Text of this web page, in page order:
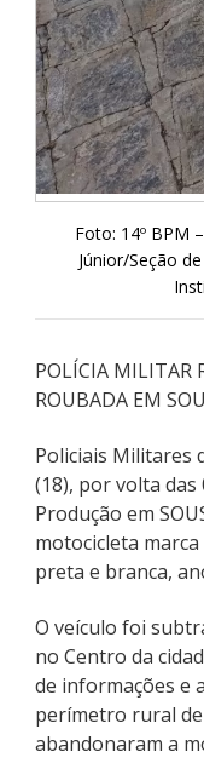
Foto: 14º BPM
Júnior/Seção
POLÍCIA MILITAR
ROUBADA EM
Policiais Militares
(18), por volta das
Produção em
motocicleta
preta e branca,
O veículo foi
no Centro da
de informações e
perímetro rural
abandonaram a